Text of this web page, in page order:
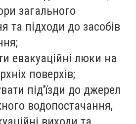
загального
та підходи до засобів
евакуаційні люки на
поверхів;
під'їзди до джерел
водопостачання,